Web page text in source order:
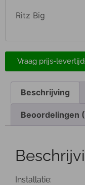
Ritz Big
Vraag prijs-
Beschrijving
Beoordelingen
Installatie: